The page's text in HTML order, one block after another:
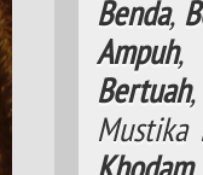
Benda,
Ampuh,
Bertuah
Mustika